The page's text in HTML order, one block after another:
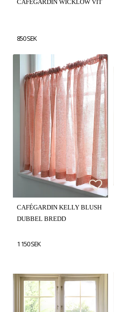
CAFÉGARDIN WICKLOW VIT
850 SEK
CAFÉGARDIN KELLY BLUSH
DUBBEL BREDD
1 150 SEK